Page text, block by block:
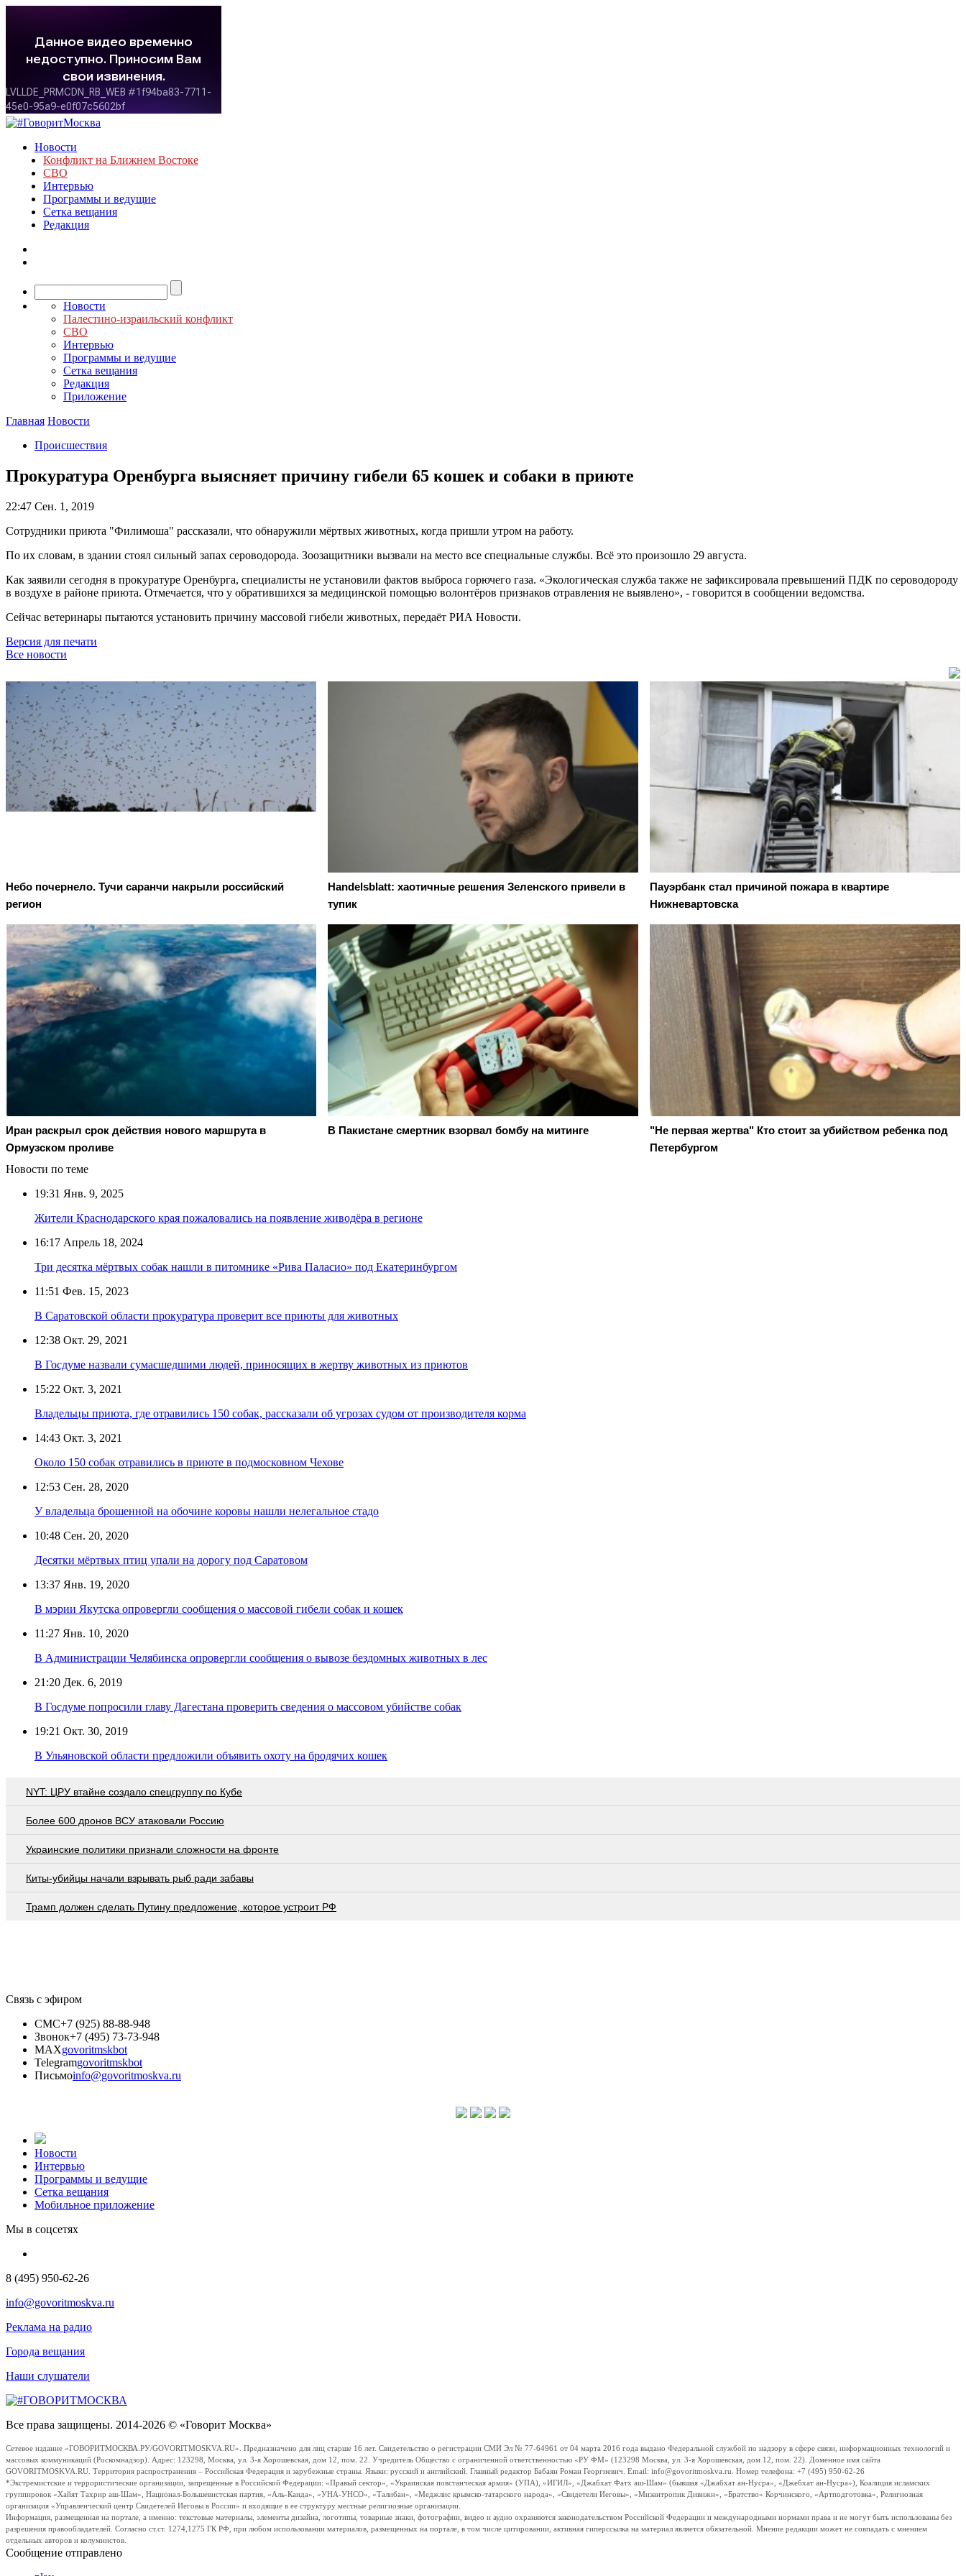
Новости
Конфликт на Ближнем Востоке
СВО
Интервью
Программы и ведущие
Сетка вещания
Редакция
Новости
Палестино-израильский конфликт
СВО
Интервью
Программы и ведущие
Сетка вещания
Редакция
Приложение
Главная Новости
Происшествия
Прокуратура Оренбурга выясняет причину гибели 65 кошек и собаки в приюте
22:47 Сен. 1, 2019
Сотрудники приюта "Филимоша" рассказали, что обнаружили мёртвых животных, когда пришли утром на работу.
По их словам, в здании стоял сильный запах сероводорода. Зоозащитники вызвали на место все специальные службы. Всё это произошло 29 августа.
Как заявили сегодня в прокуратуре Оренбурга, специалисты не установили фактов выброса горючего газа. «Экологическая служба также не зафиксировала превышений ПДК по сероводороду
в воздухе в районе приюта. Отмечается, что у обратившихся за медицинской помощью волонтёров признаков отравления не выявлено», - говорится в сообщении ведомства.
Сейчас ветеринары пытаются установить причину массовой гибели животных, передаёт РИА Новости.
Версия для печати
Все новости
Небо почернело. Тучи саранчи накрыли российский
регион
Handelsblatt: хаотичные решения Зеленского привели в
тупик
Пауэрбанк стал причиной пожара в квартире
Нижневартовска
Иран раскрыл срок действия нового маршрута в
Ормузском проливе
В Пакистане смертник взорвал бомбу на митинге
"Не первая жертва" Кто стоит за убийством ребенка под
Петербургом
Новости по теме
19:31 Янв. 9, 2025
Жители Краснодарского края пожаловались на появление живодёра в регионе
16:17 Апрель 18, 2024
Три десятка мёртвых собак нашли в питомнике «Рива Паласио» под Екатеринбургом
11:51 Фев. 15, 2023
В Саратовской области прокуратура проверит все приюты для животных
12:38 Окт. 29, 2021
В Госдуме назвали сумасшедшими людей, приносящих в жертву животных из приютов
15:22 Окт. 3, 2021
Владельцы приюта, где отравились 150 собак, рассказали об угрозах судом от производителя корма
14:43 Окт. 3, 2021
Около 150 собак отравились в приюте в подмосковном Чехове
12:53 Сен. 28, 2020
У владельца брошенной на обочине коровы нашли нелегальное стадо
10:48 Сен. 20, 2020
Десятки мёртвых птиц упали на дорогу под Саратовом
13:37 Янв. 19, 2020
В мэрии Якутска опровергли сообщения о массовой гибели собак и кошек
11:27 Янв. 10, 2020
В Администрации Челябинска опровергли сообщения о вывозе бездомных животных в лес
21:20 Дек. 6, 2019
В Госдуме попросили главу Дагестана проверить сведения о массовом убийстве собак
19:21 Окт. 30, 2019
В Ульяновской области предложили объявить охоту на бродячих кошек
NYT: ЦРУ втайне создало спецгруппу по Кубе
Более 600 дронов ВСУ атаковали Россию
Украинские политики признали сложности на фронте
Киты-убийцы начали взрывать рыб ради забавы
Трамп должен сделать Путину предложение, которое устроит РФ
Связь с эфиром
СМС+7 (925) 88-88-948
Звонок+7 (495) 73-73-948
MAXgovoritmskbot
Telegramgovoritmskbot
Письмоinfo@govoritmoskva.ru
Новости
Интервью
Программы и ведущие
Сетка вещания
Мобильное приложение
Мы в соцсетях
8 (495) 950-62-26
info@govoritmoskva.ru
Реклама на радио
Города вещания
Наши слушатели
Все права защищены. 2014-2026 © «Говорит Москва»
Сетевое издание «ГОВОРИТМОСКВА.РУ/GOVORITMOSKVA.RU». Предназначено для лиц старше 16 лет. Свидетельство о регистрации СМИ Эл № 77-64961 от 04 марта 2016 года выдано Федеральной службой по надзору в сфере связи, информационных технологий и
массовых коммуникаций (Роскомнадзор). Адрес: 123298, Москва, ул. 3-я Хорошевская, дом 12, пом. 22. Учредитель Общество с ограниченной ответственностью «РУ ФМ» (123298 Москва, ул. 3-я Хорошевская, дом 12, пом. 22). Доменное имя сайта
GOVORITMOSKVA.RU. Территория распространения – Российская Федерация и зарубежные страны. Языки: русский и английский. Главный редактор Бабаян Роман Георгиевич. Email: info@govoritmoskva.ru. Номер телефона: +7 (495) 950-62-26
*Экстремистские и террористические организации, запрещенные в Российской Федерации: «Правый сектор», «Украинская повстанческая армия» (УПА), «ИГИЛ», «Джабхат Фатх аш-Шам» (бывшая «Джабхат ан-Нусра», «Джебхат ан-Нусра»), Коалиция исламских
группировок «Хайят Тахрир аш-Шам», Национал-Большевистская партия, «Аль-Каида», «УНА-УНСО», «Талибан», «Меджлис крымско-татарского народа», «Свидетели Иеговы», «Мизантропик Дивижн», «Братство» Корчинского, «Артподготовка», Религиозная
организация «Управленческий центр Свидетелей Иеговы в России» и входящие в ее структуру местные религиозные организации.
Информация, размещенная на портале, а именно: текстовые материалы, элементы дизайна, логотипы, товарные знаки, фотографии, видео и аудио охраняются законодательством Российской Федерации и международными нормами права и не могут быть использованы без
разрешения правообладателей. Согласно ст.ст. 1274,1275 ГК РФ, при любом использовании материалов, размещенных на портале, в том числе цитировании, активная гиперссылка на материал является обязательной. Мнение редакции может не совпадать с мнением
отдельных авторов и колумнистов.
Сообщение отправлено